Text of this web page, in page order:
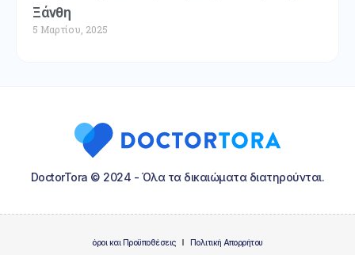
Ξάνθη
5 Μαρτίου, 2025
DoctorTora © 2024 - Όλα τα δικαιώματα διατηρούνται.
όροι και Προϋποθέσεις Πολιτική Απορρήτου